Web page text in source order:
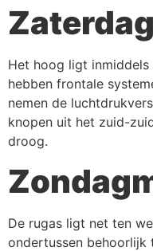
Het hoog ligt inmiddels
hebben frontale
nemen de
knopen uit het zuid-
droog.
De rugas ligt net ten
ondertussen